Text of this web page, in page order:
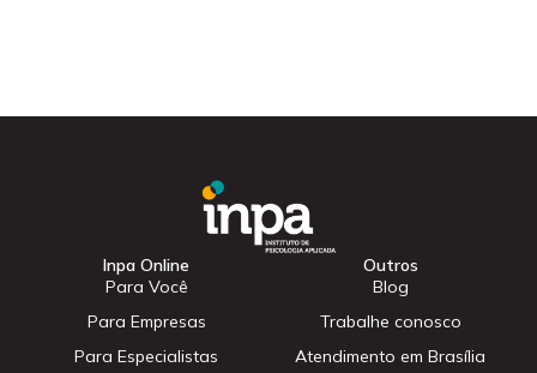
Inpa Online
Para Você
Para Empresas
Para Especialistas
Outros
Blog
Trabalhe conosco
Atendimento em Brasília